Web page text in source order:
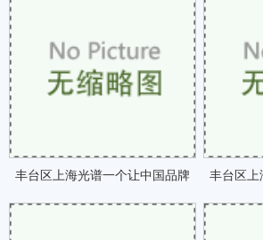
丰台区上海光谱一个让中国品牌 丰台区上